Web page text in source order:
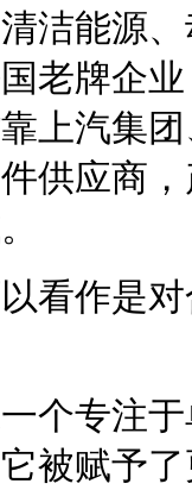
洁能源
老牌企
上汽集
供应商
看作是
个专注
被赋予